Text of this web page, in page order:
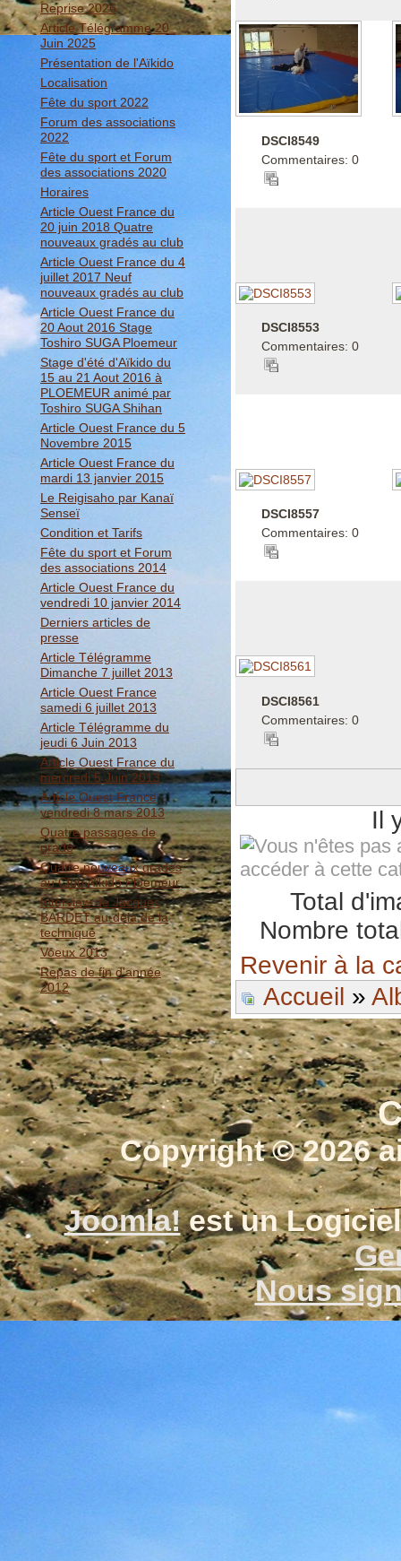
Reprise 2026
Article Télégramme 20
Juin 2025
Présentation de l'Aïkido
Localisation
Fête du sport 2022
Forum des associations
2022
Fête du sport et Forum
des associations 2020
Horaires
Article Ouest France du
20 juin 2018 Quatre
nouveaux gradés au club
Article Ouest France du 4
juillet 2017 Neuf
nouveaux gradés au club
Article Ouest France du
20 Aout 2016 Stage
Toshiro SUGA Ploemeur
Stage d'été d'Aïkido du
15 au 21 Aout 2016 à
PLOEMEUR animé par
Toshiro SUGA Shihan
Article Ouest France du 5
Novembre 2015
Article Ouest France du
mardi 13 janvier 2015
Le Reigisaho par Kanaï
Senseï
Condition et Tarifs
Fête du sport et Forum
des associations 2014
Article Ouest France du
vendredi 10 janvier 2014
Derniers articles de
presse
Article Télégramme
Dimanche 7 juillet 2013
Article Ouest France
samedi 6 juillet 2013
Article Télégramme du
jeudi 6 Juin 2013
Article Ouest France du
mercredi 5 Juin 2013
Article Ouest France
vendredi 8 mars 2013
Quatre passages de
grade
Quatre nouveaux gradés
au Club Aïkido Ploemeur
Interview de Jacques
BARDET au-delà de la
technique
Voeux 2013
Repas de fin d'année
2012
DSCI8549
Commentaires: 0
DSCI8553
Commentaires: 0
DSCI8557
Commentaires: 0
DSCI8561
Commentaires: 0
Il
Total
Nombre
Revenir à la
Accueil »
Copyright © 2026
Joomla!est un
Nous